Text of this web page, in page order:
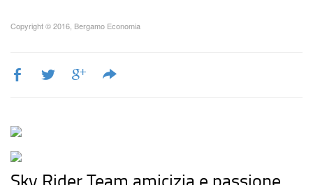
Copyright © 2016, Bergamo Economia
Sky Rider Team amicizia e passione